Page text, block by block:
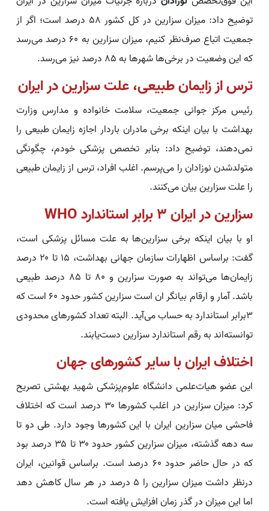
توضیح داد: میزان سزارین در کل کشور ۵۸ درصد است؛ اگر از
جمعیت اتباع صرف‌نظر کنیم، میزان سزارین به ۶۰ درصد می‌رسد
که این وضعیت در برخی‌ها شهرها به ۸۵ درصد نیز می‌رسد.
ترس از زایمان طبیعی، علت سزارین در ایران
رئیس مرکز جوانی جمعیت، سلامت خانواده و مدارس وزارت
بهداشت با بیان اینکه برخی مادران باردار اجازه زایمان طبیعی را
نمی‌دهند، توضیح داد: بنابر تخصص پزشکی خودم، چگونگی
متولدشدن نوزادان را می‌پرسم. اغلب افراد، ترس از زایمان طبیعی
را علت سزارین بیان‌ می‌کنند.
سزارین در ایران ۳ برابر استاندارد WHO
او با بیان اینکه برخی سزارین‌ها به علت مسائل پزشکی است،
گفت: براساس اظهارات سازمان جهانی بهداشت، ۱۵ تا ۲۰ درصد
زایمان‌ها می‌تواند به صورت سزارین و ۸۰ تا ۸۵ درصد طبیعی
باشد. آمار و ارقام بیانگر ان است سزارین کشور حدود ۶۰ است که
۳برابر استاندارد به حساب می‌آید. البته تعداد کشورهای محدودی
توانسته‌اند به رقم استاندارد سزارین دست‌یابند.
اختلاف ایران با سایر کشورهای جهان
این عضو هیات‌علمی دانشگاه علوم‌پزشکی شهید بهشتی تصریح
کرد: میزان سزارین در اغلب کشورها ۳۰ درصد است که اختلاف
فاحشی میان سزارین ایران با این کشورها وجود دارد. طی دو تا
سه دهه گذشته، میزان سزارین کشور حدود ۳۰ تا ۳۵ درصد بود
که در حال حاضر حدود ۶۰ درصد است. براساس قوانین، ایران
درنظر داشت میزان سزارین را ۵ درصد در هر سال کاهش دهد
اما این میزان در گذر زمان افزایش یافته است.